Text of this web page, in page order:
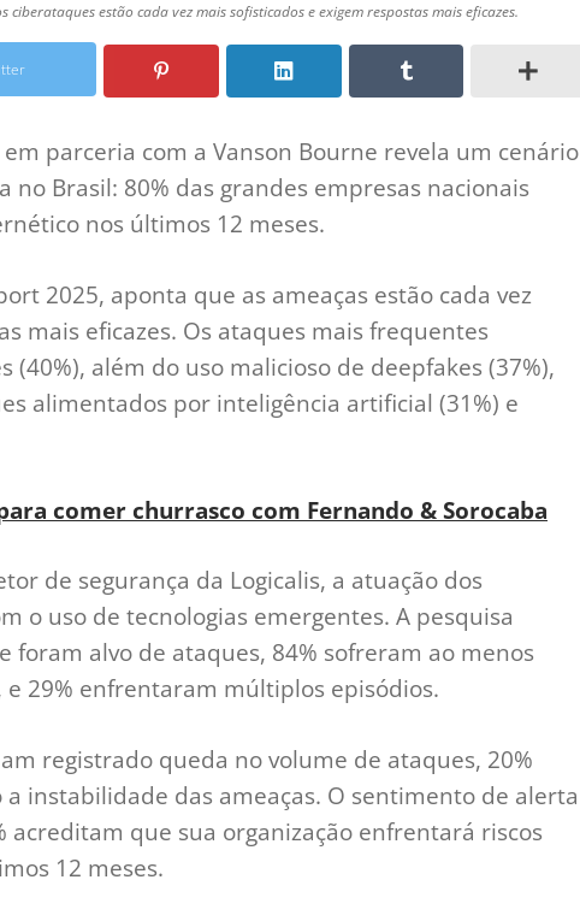
estão cada vez mais sofisticados e exigem respostas mais eficazes.
parceria com a Vanson Bourne revela um cenário
Brasil: 80% das grandes empresas nacionais
nos últimos 12 meses.
2025, aponta que as ameaças estão cada vez
mais eficazes. Os ataques mais frequentes
além do uso malicioso de deepfakes (37%),
alimentados por inteligência artificial (31%) e
comer churrasco com Fernando & Sorocaba
de segurança da Logicalis, a atuação dos
o uso de tecnologias emergentes. A pesquisa
foram alvo de ataques, 84% sofreram ao menos
29% enfrentaram múltiplos episódios.
registrado queda no volume de ataques, 20%
instabilidade das ameaças. O sentimento de alerta
acreditam que sua organização enfrentará riscos
12 meses.